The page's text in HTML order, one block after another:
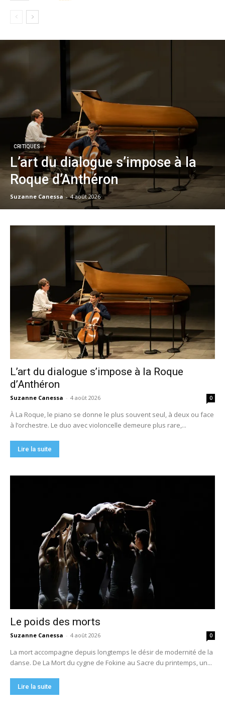
CRITIQUES
L’art du dialogue s’impose à la
Roque d’Anthéron
Suzanne Canessa - 4 août 2026
L’art du dialogue s’impose à la Roque
d’Anthéron
Suzanne Canessa - 4 août 2026 0
À La Roque, le piano se donne le plus souvent seul, à deux ou face
à l’orchestre. Le duo avec violoncelle demeure plus rare,...
Lire la suite
Le poids des morts
Suzanne Canessa - 4 août 2026 0
La mort accompagne depuis longtemps le désir de modernité de la
danse. De La Mort du cygne de Fokine au Sacre du printemps, un...
Lire la suite